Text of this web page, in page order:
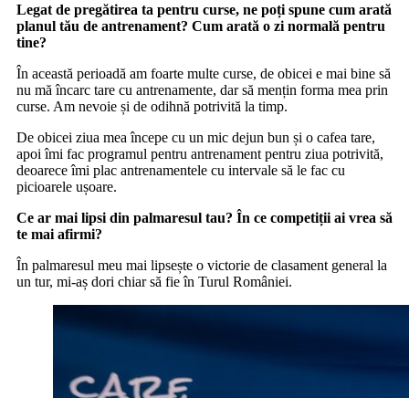
Legat de pregătirea ta pentru curse, ne poți spune cum arată
planul tău de antrenament? Cum arată o zi normală pentru
tine?
În această perioadă am foarte multe curse, de obicei e mai bine să
nu mă încarc tare cu antrenamente, dar să mențin forma mea prin
curse. Am nevoie și de odihnă potrivită la timp.
De obicei ziua mea începe cu un mic dejun bun și o cafea tare,
apoi îmi fac programul pentru antrenament pentru ziua potrivită,
deoarece îmi plac antrenamentele cu intervale să le fac cu
picioarele ușoare.
Ce ar mai lipsi din palmaresul tau? În ce competiții ai vrea să
te mai afirmi?
În palmaresul meu mai lipsește o victorie de clasament general la
un tur, mi-aș dori chiar să fie în Turul României.